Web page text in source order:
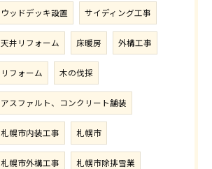
ウッドデッキ設置 サイディング工事
天井リフォーム 床暖房 外構工事
リフォーム 木の伐採
アスファルト、コンクリート舗装
札幌市内装工事 札幌市
札幌市外構工事 札幌市除排雪業